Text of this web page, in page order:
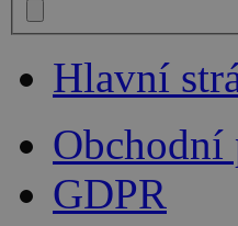
Hlavní
GDPR